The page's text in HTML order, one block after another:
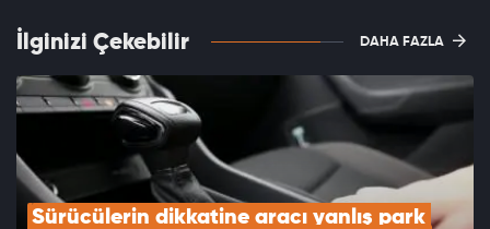
İlginizi Çekebilir DAHA FAZLA
Sürücülerin dikkatine aracı yanlış park